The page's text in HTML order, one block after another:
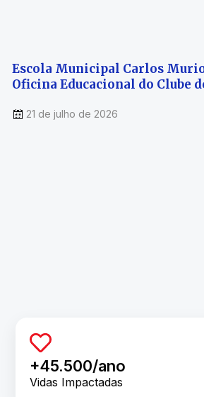
Escola Municipal Carlos
Oficina Educacional do Clube
21 de julho de 2026
+45.500/ano
Vidas Impactadas